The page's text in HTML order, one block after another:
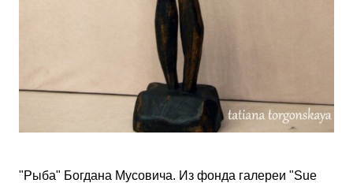
"Рыба" Богдана Мусовича. Из фонда галереи "Sue